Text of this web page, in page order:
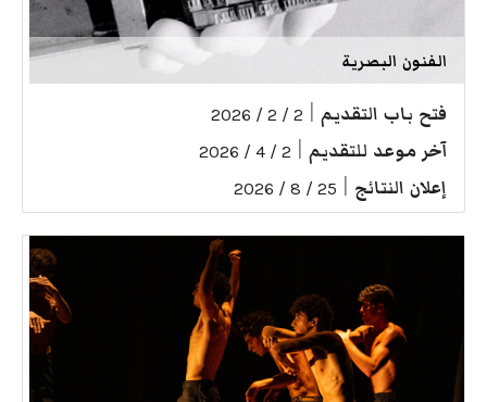
الفنون البصرية
فتح باب التقديم 2 / 2 / 2026
آخر موعد للتقديم 2 / 4 / 2026
إعلان النتائج 25 / 8 / 2026